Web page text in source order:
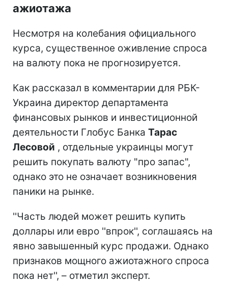
ажиотажа
Несмотря на колебания официального
курса, существенное оживление спроса
на валюту пока не прогнозируется.
Как рассказал в комментарии для РБК-
Украина директор департамента
финансовых рынков и инвестиционной
деятельности Глобус Банка Тарас
Лесовой , отдельные украинцы могут
решить покупать валюту "про запас",
однако это не означает возникновения
паники на рынке.
''Часть людей может решить купить
доллары или евро ''впрок'', соглашаясь на
явно завышенный курс продажи. Однако
признаков мощного ажиотажного спроса
пока нет'', – отметил эксперт.